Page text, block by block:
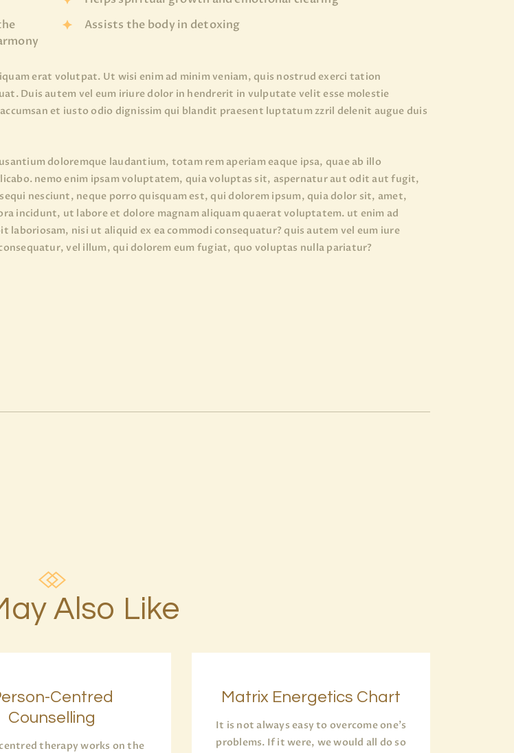
Assists the body in detoxing
erat volutpat. Ut wisi enim ad minim veniam, quis nostrud exerci tation
Duis autem vel eum iriure dolor in hendrerit in vulputate velit esse molestie
et iusto odio dignissim qui blandit praesent luptatum zzril delenit augue duis
doloremque laudantium, totam rem aperiam eaque ipsa, quae ab illo
nemo enim ipsam voluptatem, quia voluptas sit, aspernatur aut odit aut fugit,
nesciunt, neque porro quisquam est, qui dolorem ipsum, quia dolor sit, amet,
incidunt, ut labore et dolore magnam aliquam quaerat voluptatem. ut enim ad
nisi ut aliquid ex ea commodi consequatur? quis autem vel eum iure
vel illum, qui dolorem eum fugiat, quo voluptas nulla pariatur?
Also Like
Centred
Counselling
therapy works on the
Matrix Energetics Chart
It is not always easy to overcome one’s
problems. If it were, we would all do so